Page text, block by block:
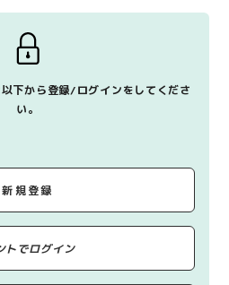
下から登録/ログインをしてくださ
い。
新規登録
でログイン